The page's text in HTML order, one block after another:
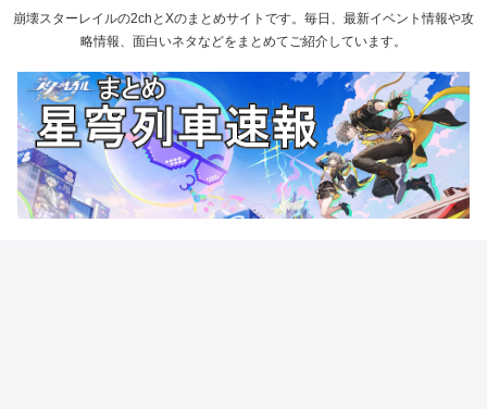
崩壊スターレイルの2chとXのまとめサイトです。毎日、最新イベント情報や攻
略情報、面白いネタなどをまとめてご紹介しています。